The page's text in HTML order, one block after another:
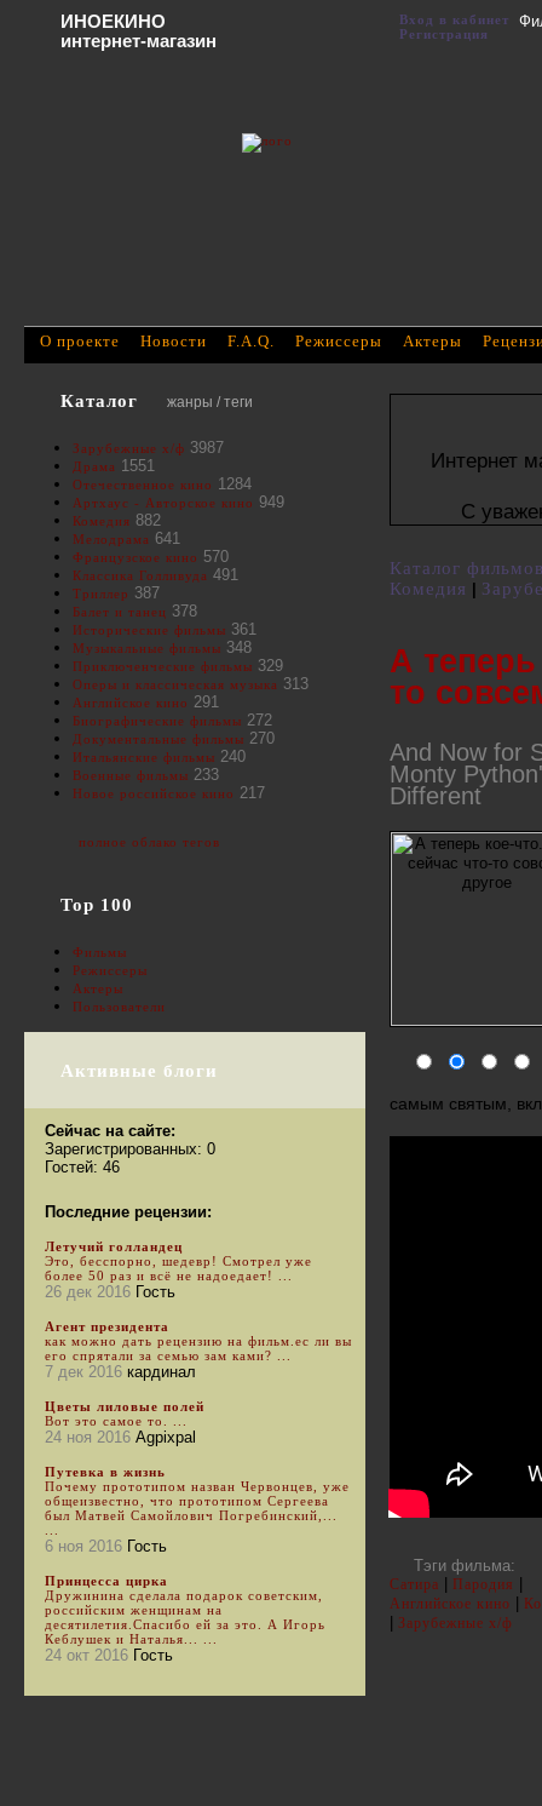
Интернет
С
Каталог
Комедия
А
то
And Now for
Monty
Different
самым святым,
Тэги фильма:
Сатира | Пародия |
Английское кино |
| Зарубежные х/ф
Каталог жанры / теги
Зарубежные х/ф 3987
Драма 1551
Отечественное кино 1284
Артхаус - Авторское кино 949
Комедия 882
Мелодрама 641
Французское кино 570
Классика Голливуда 491
Триллер 387
Балет и танец 378
Исторические фильмы 361
Музыкальные фильмы 348
Приключенческие фильмы 329
Оперы и классическая музыка 313
Английское кино 291
Биографические фильмы 272
Документальные фильмы 270
Итальянские фильмы 240
Военные фильмы 233
Новое российское кино 217
полное облако тегов
Top 100
Фильмы
Режиссеры
Актеры
Пользователи
Активные блоги
Сейчас на сайте:
Зарегистрированных: 0
Гостей: 46
Последние рецензии:
Летучий голландец
Это, бесспорно, шедевр! Смотрел уже
более 50 раз и всё не надоедает! ...
26 дек 2016 Гость
Агент президента
как можно дать рецензию на фильм.ес ли вы
его спрятали за семью зам ками? ...
7 дек 2016 кардинал
Цветы лиловые полей
Вот это самое то. ...
24 ноя 2016 Agpixpal
Путевка в жизнь
Почему прототипом назван Червонцев, уже
общеизвестно, что прототипом Сергеева
был Матвей Самойлович Погребинский,...
6 ноя 2016 Гость
Принцесса цирка
Дружинина сделала подарок советским,
российским женщинам на
десятилетия.Спасибо ей за это. А Игорь
Кеблушек и Наталья... ...
24 окт 2016 Гость
О проекте Новости F.A.Q. Режиссеры Актеры
ИНОЕКИНО
интернет-магазин
Вход в кабинет
Регистрация